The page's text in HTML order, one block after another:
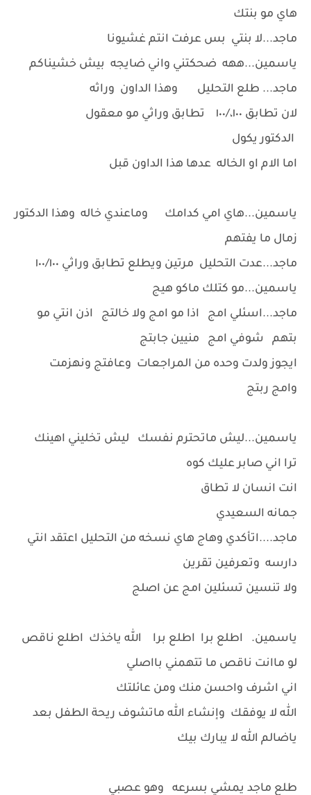
هاي مو بنتك
ماجد...لا بنتي بس عرفت انتم غشيونا
ياسمين...ههه ضحكتني واني ضايجه بيش خشيناكم
ماجد... طلع التحليل وهذا الداون وراثه
لان تطابق ١٠٠،/١٠٠ تطابق وراثي مو معقول
الدكتور يكول
اما الام او الخاله عدها هذا الداون قبل
ياسمين...هاي امي كدامك وماعندي خاله وهذا الدكتور
زمال ما يفتهم
ماجد...عدت التحليل مرتين ويطلع تطابق وراثي ١٠٠/١٠٠
ياسمين...مو كتلك ماكو هيج
ماجد...اسئلي امج اذا مو امج ولا خالتج اذن انتي مو
بتهم شوفي امج منيين جابتج
ايجوز ولدت وحده من المراجعات وعافتج ونهزمت
وامج ربتج
ياسمين...ليش ماتحترم نفسك ليش تخليني اهينك
ترا اني صابر عليك كوه
انت انسان لا تطاق
جمانه السعيدي
ماجد....اتأكدي وهاج هاي نسخه من التحليل اعتقد انتي
دارسه وتعرفين تقرين
ولا تنسين تسئلين امج عن اصلج
ياسمين. اطلع برا اطلع برا الله ياخذك اطلع ناقص
لو ماانت ناقص ما تتهمني بااصلي
اني اشرف واحسن منك ومن عائلتك
الله لا يوفقك وإنشاء الله ماتشوف ريحة الطفل بعد
ياضالم الله لا يبارك بيك
طلع ماجد يمشي بسرعه وهو عصبي